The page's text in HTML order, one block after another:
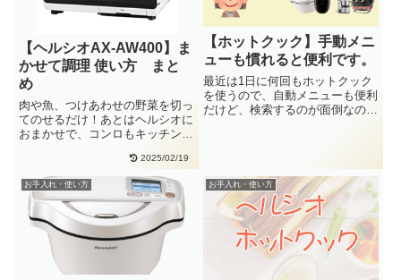
【ヘルシオAX-AW400】ま
かせて調理 使い方 まと
め
肉や魚、つけあわせの野菜を切っ
てのせるだけ！あとはヘルシオに
おまかせで、コンロもキッチンも
2025/02/19
【ホットクック】手動メニ
ューも慣れると便利です。
最近は1日に何回もホットクック
を使うので、自動メニューも便利
だけど、検索するのが面倒なので
お手入れ・使い方 お手入れ・使い方